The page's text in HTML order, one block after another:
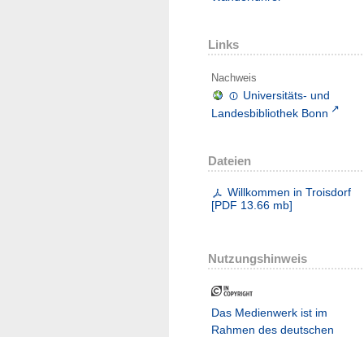
Links
Nachweis
Universitäts- und
Landesbibliothek Bonn
Dateien
Willkommen in Troisdorf
[PDF 13.66 mb]
Nutzungshinweis
Das Medienwerk ist im
Rahmen des deutschen